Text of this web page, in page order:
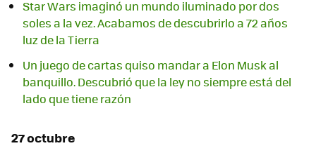
Star Wars imaginó un mundo iluminado por dos
soles a la vez. Acabamos de descubrirlo a 72 años
luz de la Tierra
Un juego de cartas quiso mandar a Elon Musk al
banquillo. Descubrió que la ley no siempre está del
lado que tiene razón
27 octubre